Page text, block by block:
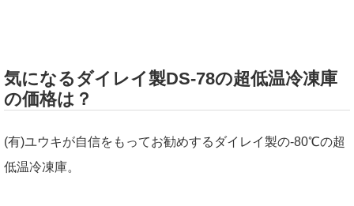
気になるダイレイ製DS-78の超低温冷凍庫
の価格は？
(有)ユウキが自信をもってお勧めするダイレイ製の-80℃の超
低温冷凍庫。